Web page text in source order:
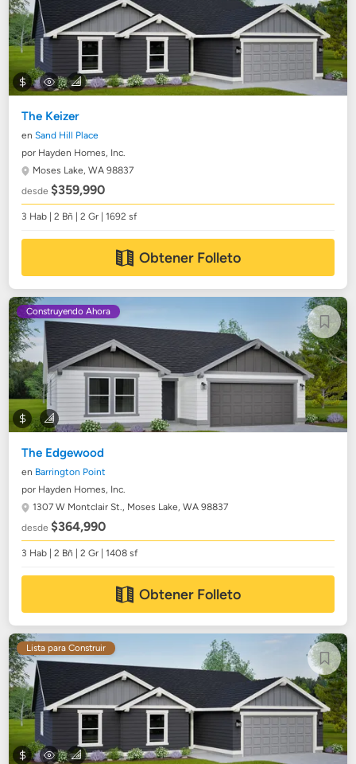
The Keizer
enSand Hill Place
por Hayden Homes, Inc.
Moses Lake, WA 98837
desde$359,990
3 Hab | 2 Bñ | 2 Gr | 1692 sf
Obtener Folleto
Construyendo Ahora
The Edgewood
en Barrington Point
por Hayden Homes, Inc.
1307 W Montclair St., Moses Lake, WA 98837
desde$364,990
3 Hab | 2 Bñ | 2 Gr | 1408 sf
Obtener Folleto
Lista para Construir